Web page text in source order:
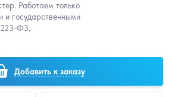
Работаем только
и государственными
ФЗ,
Добавить к заказу